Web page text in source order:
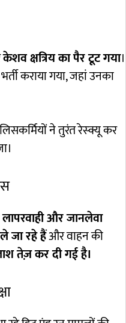
केशव क्षत्रिय का पैर टूट गया।
कराया गया, जहां उनका
ने तुरंत रेस्क्यू कर
और जानलेवा
जा रहे हैंऔर वाहन की
तेज़ कर दी गई है।